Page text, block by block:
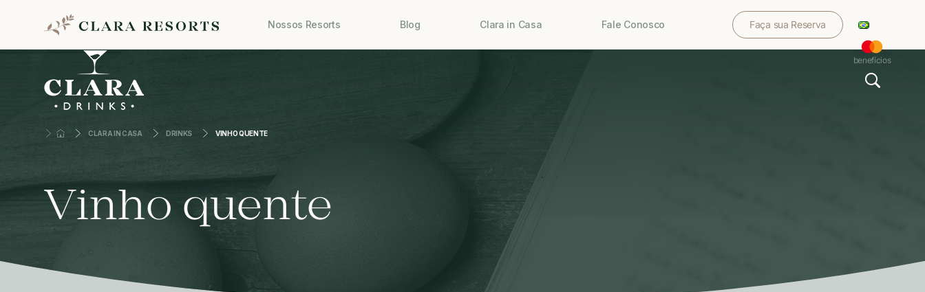
Nossos Resorts Blog Clara in Casa Fale Conosco Faça sua Reserva
benefícios
CLARA IN CASA DRINKS VINHO QUENTE
Vinho quente